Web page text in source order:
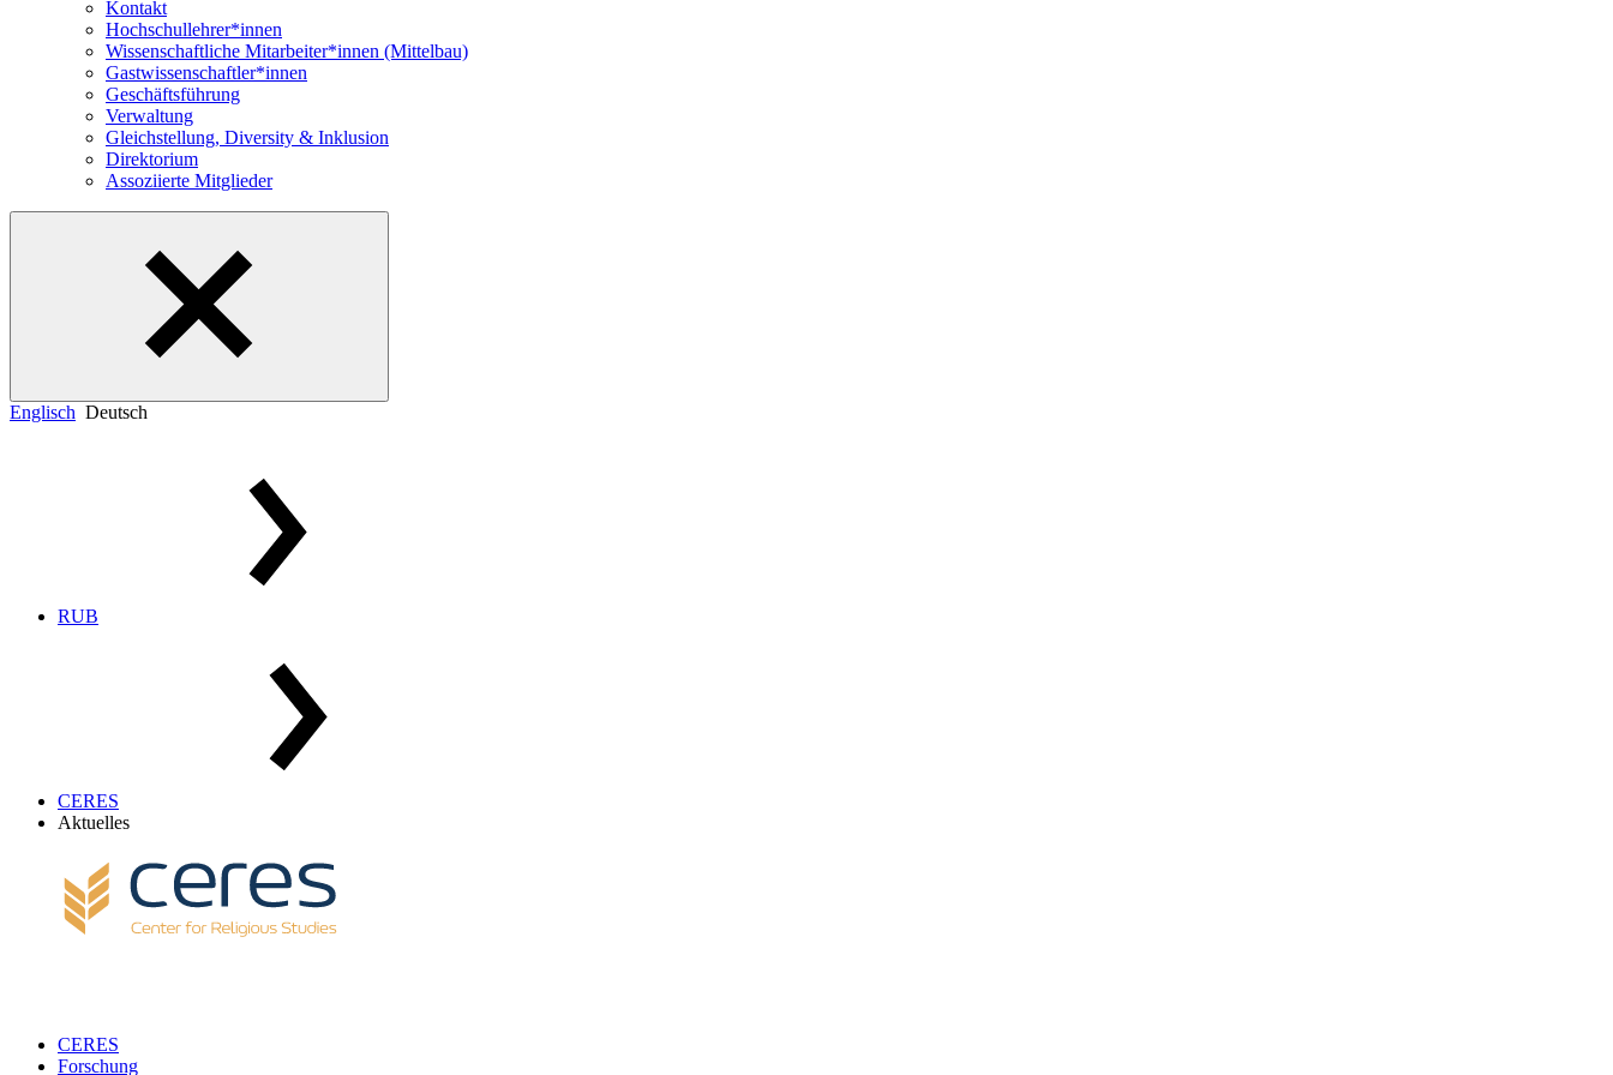
Kontakt
Hochschullehrer*innen
Wissenschaftliche Mitarbeiter*innen (Mittelbau)
Gastwissenschaftler*innen
Geschäftsführung
Verwaltung
Gleichstellung, Diversity & Inklusion
Direktorium
Assoziierte Mitglieder
Englisch Deutsch
RUB
CERES
Aktuelles
CERES
Forschung